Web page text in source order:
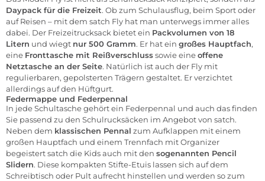
Daypack für die Freizeit. Ob zum Schulausflug, beim Sport oder
auf Reisen – mit dem satch Fly hat man unterwegs immer alles
dabei. Der Freizeitrucksack bietet ein Packvolumen von 18
Litern und wiegt nur 500 Gramm. Er hat ein großes Hauptfach,
eine Fronttasche mit Reißverschlusssowie eineoffene
Netztasche an der Seite. Natürlich ist auch der Fly mit
regulierbaren, gepolsterten Trägern gestaltet. Er verzichtet
allerdings auf den Hüftgurt.
Federmappe und Federpennal
In jede Schultasche gehört ein Federpennal und auch das finden
Sie passend zu den Schulrucksäcken im Angebot von satch.
Neben dem klassischen Pennal zum Aufklappen mit einem
großen Hauptfach und einem Trennfach mit Organizer
begeistert satch die Kids auch mit den sogenannten Pencil
Slidern. Diese kompakten Stifte-Etuis lassen sich auf dem
Schreibtisch oder Pult aufrecht hinstellen und werden so zum